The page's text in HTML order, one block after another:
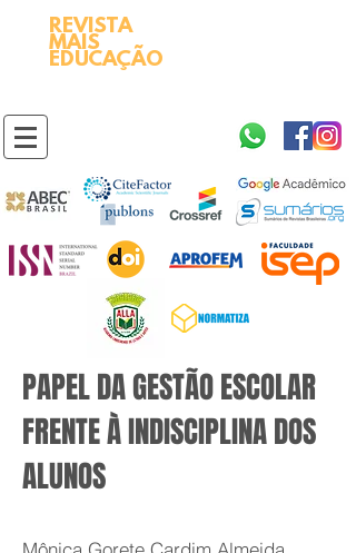
REVISTA
MAIS
EDUCAÇÃO
PAPEL DA GESTÃO ESCOLAR
FRENTE À INDISCIPLINA DOS
ALUNOS